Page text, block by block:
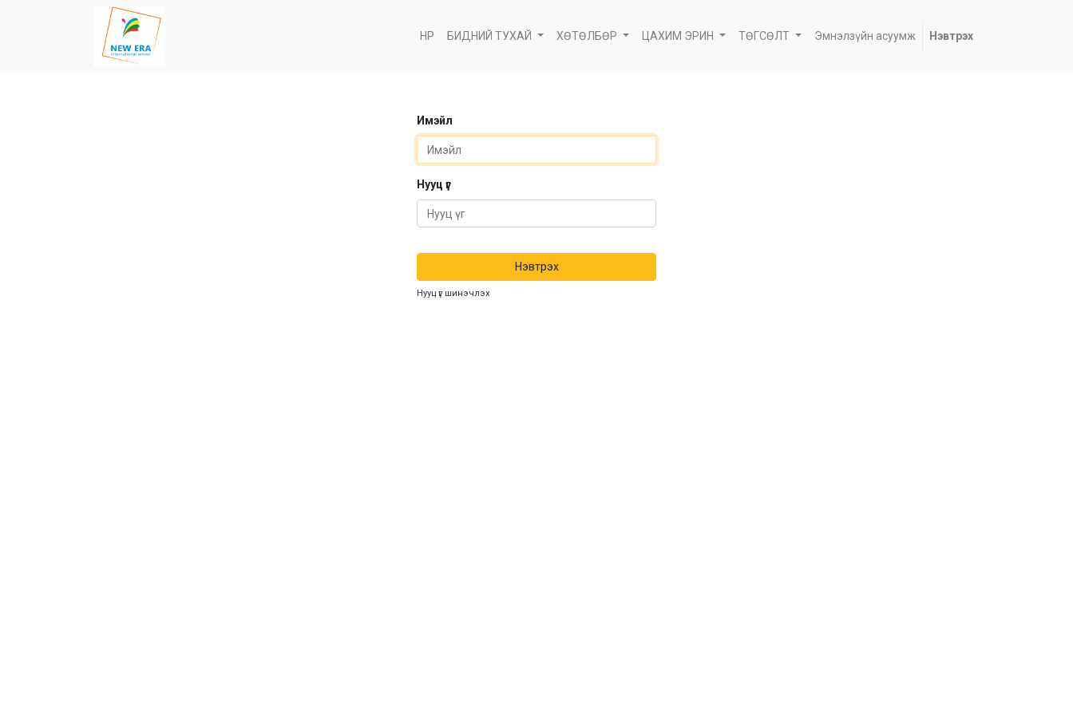
НҮҮР БИДНИЙ ТУХАЙ ХӨТӨЛБӨР ЦАХИМ ЭРИН ТӨГСӨЛТ Эмнэлзүйн асуумж Нэвтрэх
Имэйл
Нууц үг
Нэвтрэх
Нууц үг шинэчлэх